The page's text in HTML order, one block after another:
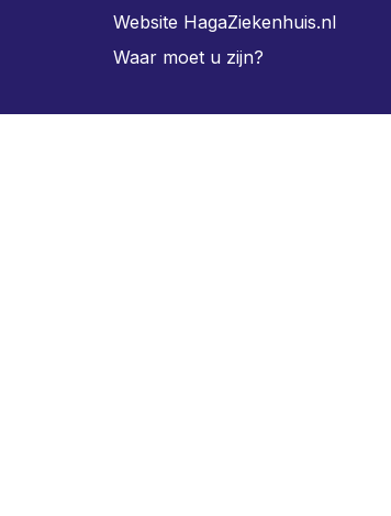
Website HagaZiekenhuis.nl
Waar moet u zijn?